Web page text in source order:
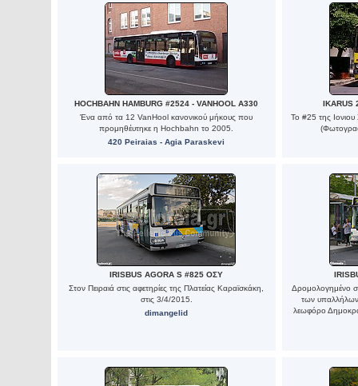
HOCHBAHN HAMBURG #2524 - VANHOOL A330
Ένα από τα 12 VanHool κανονικού μήκους που
προμηθέυτηκε η Hochbahn το 2005.
420 Peiraias - Agia Paraskevi
IKARUS
Το #25 της
IRISBUS AGORA S #825 ΟΣΥ
Στον Πειραιά στις αφετηρίες της Πλατείας Καραϊσκάκη,
στις 3/4/2015.
dimangelid
Δρομολογημένο
των
λεωφόρο